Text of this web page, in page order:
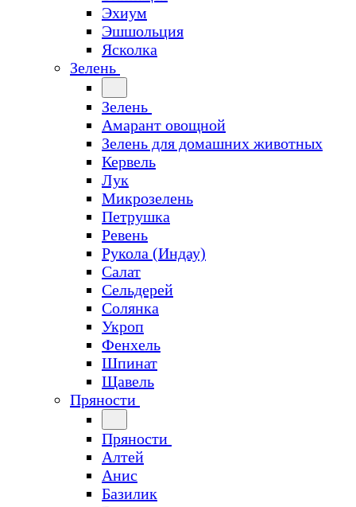
Эхиум
Эшшольция
Ясколка
Зелень
Зелень
Амарант овощной
Зелень для домашних животных
Кервель
Лук
Микрозелень
Петрушка
Ревень
Рукола (Индау)
Салат
Сельдерей
Солянка
Укроп
Фенхель
Шпинат
Щавель
Пряности
Пряности
Алтей
Анис
Базилик